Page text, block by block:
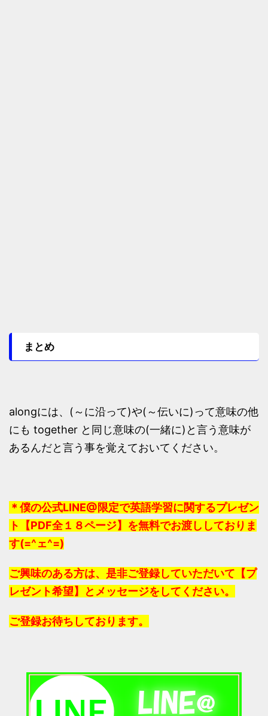
まとめ
alongには、(～に沿って)や(～伝いに)って意味の他
にも together と同じ意味の(一緒に)と言う意味が
あるんだと言う事を覚えておいてください。
＊僕の公式LINE@限定で英語学習に関するプレゼン
ト【PDF全１８ページ】を無料でお渡ししておりま
す(=^ェ^=)
ご興味のある方は、是非ご登録していただいて【プ
レゼント希望】とメッセージをしてください。
ご登録お待ちしております。